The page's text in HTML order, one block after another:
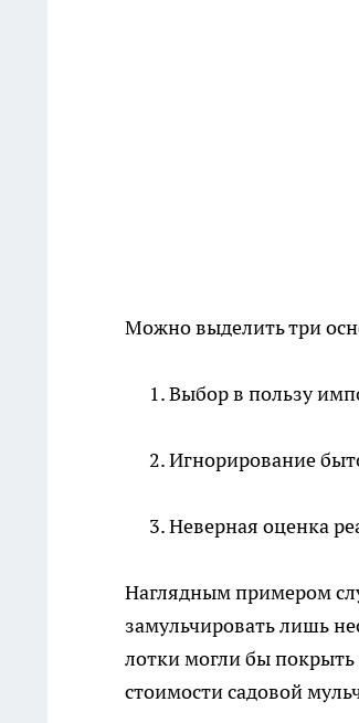
Можно выделить три
Выбор в пользу
Игнорирование
Неверная оценка
Наглядным примером
замульчировать лишь
лотки могли бы покрыть
стоимости садовой